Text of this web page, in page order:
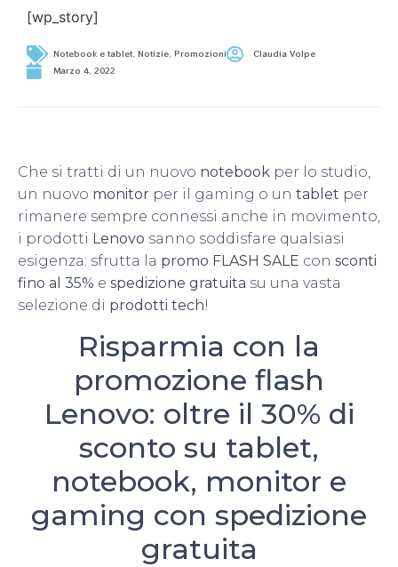
[wp_story]
Notebook e tablet, Notizie, Promozioni
Claudia Volpe
Marzo 4, 2022
Che si tratti di un nuovo notebook per lo studio,
un nuovo monitor per il gaming o un tablet per
rimanere sempre connessi anche in movimento,
i prodotti Lenovo sanno soddisfare qualsiasi
esigenza: sfrutta la promo FLASH SALE con sconti
fino al 35% e spedizione gratuita su una vasta
selezione di prodotti tech!
Risparmia con la
promozione flash
Lenovo: oltre il 30% di
sconto su tablet,
notebook, monitor e
gaming con spedizione
gratuita